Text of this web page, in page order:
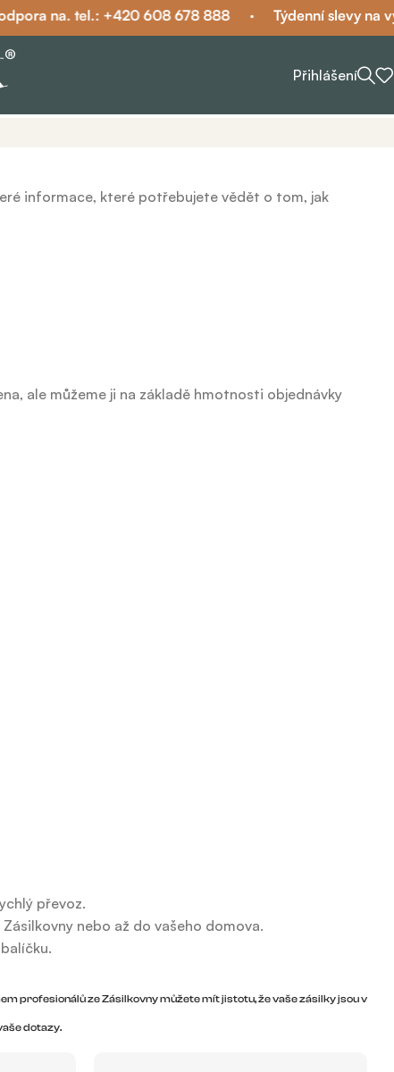
na. tel.: +420 608 678 888 Týdenní slevy na
Přihlášení
informace, které potřebujete vědět o tom, jak
ale můžeme ji na základě hmotnosti objednávky
převoz.
nebo až do vašeho domova.
profesionálů ze Zásilkovny můžete mít jistotu, že vaše zásilky jsou v
dotazy.